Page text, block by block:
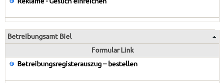
Betreibungsamt Biel
Formular Link
Betreibungsregisterauszug – bestellen